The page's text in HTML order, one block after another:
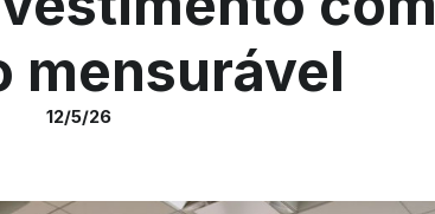
mensurável
12/5/26